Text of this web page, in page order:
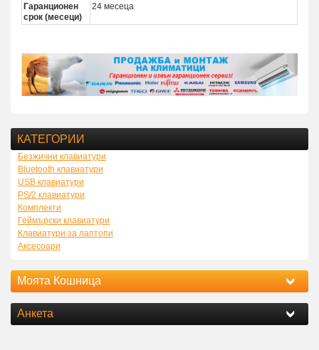
Гаранционен
срок (месеци)
24 месеца
КАТЕГОРИИ
Безжични клавиатури
Bluetooth клавиатури
USB клавиатури
PS/2 клавиатури
Комплекти
Геймърски клавиатури
Клавиатури за лаптопи
Аксесоари
Моята Кошница
Анкета